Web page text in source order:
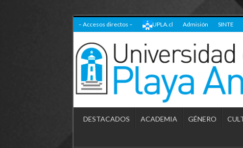
– Accesos directos – UPLA.cl Admisión SINTE
DESTACADOS ACADEMIA GÉNERO